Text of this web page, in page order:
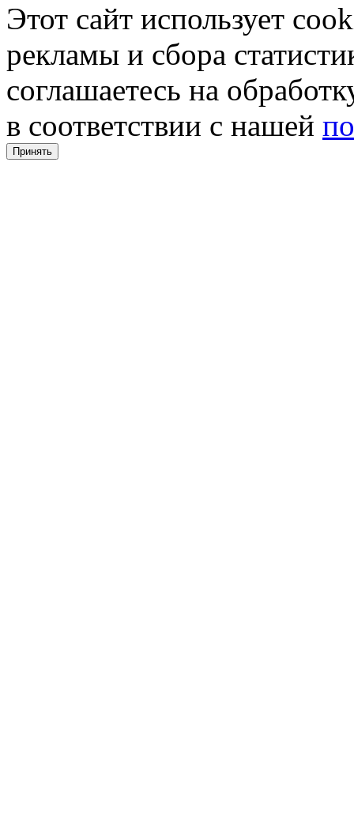
Этот сайт использует
рекламы и сбора
соглашаетесь на
в соответствии с нашей
Принять